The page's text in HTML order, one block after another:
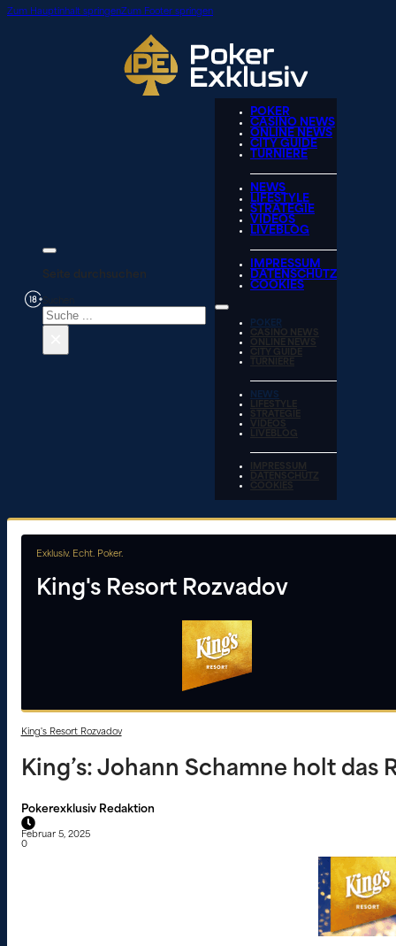
Zum Hauptinhalt springenZum Footer springen
Seite durchsuchen
POKER
CASINO NEWS
ONLINE NEWS
CITY GUIDE
TURNIERE
NEWS
LIFESTYLE
STRATEGIE
VIDEOS
LIVEBLOG
IMPRESSUM
DATENSCHUTZ
COOKIES
POKER
CASINO NEWS
ONLINE NEWS
CITY GUIDE
TURNIERE
NEWS
LIFESTYLE
STRATEGIE
VIDEOS
LIVEBLOG
IMPRESSUM
DATENSCHUTZ
COOKIES
Exklusiv. Echt. Poker.
King's Resort Rozvadov
King's Resort Rozvadov
King’s: Johann Schamne holt das
Pokerexklusiv Redaktion
Februar 5, 2025
0